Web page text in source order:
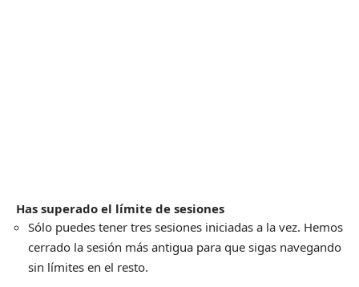
Has superado el límite de sesiones
Sólo puedes tener tres sesiones iniciadas a la vez. Hemos
cerrado la sesión más antigua para que sigas navegando
sin límites en el resto.